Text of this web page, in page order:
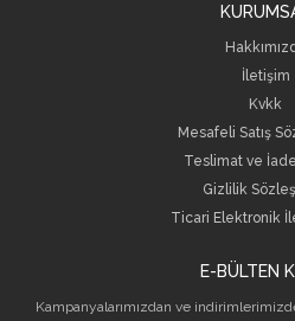
İletişim
Kvkk
Mesafeli Satış
Teslimat ve İade
Gizlilik
Ticari Elektronik
E-BÜLTEN
Kampanyalarımızdan ve